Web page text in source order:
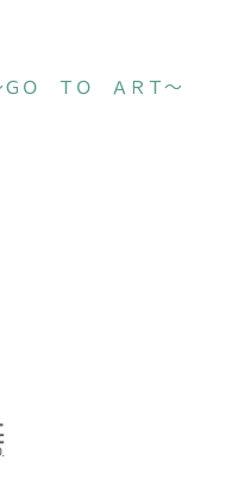
ＧＯ ＴＯ ＡＲＴ～